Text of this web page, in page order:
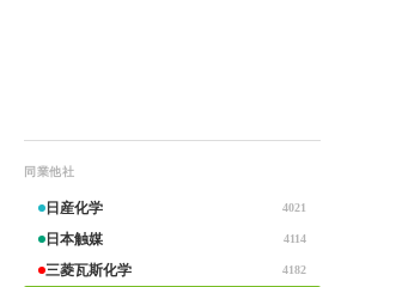
同業他社
日産化学 4021
日本触媒 4114
三菱瓦斯化学 4182